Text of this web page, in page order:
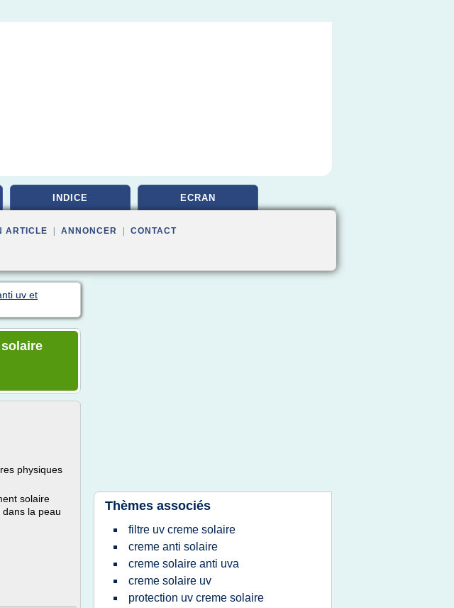
INDICE ECRAN
ARTICLE ANNONCER CONTACT
uv et
physiques
solaire
la peau
Thèmes associés
filtre uv creme solaire
creme anti solaire
creme solaire anti uva
creme solaire uv
protection uv creme solaire